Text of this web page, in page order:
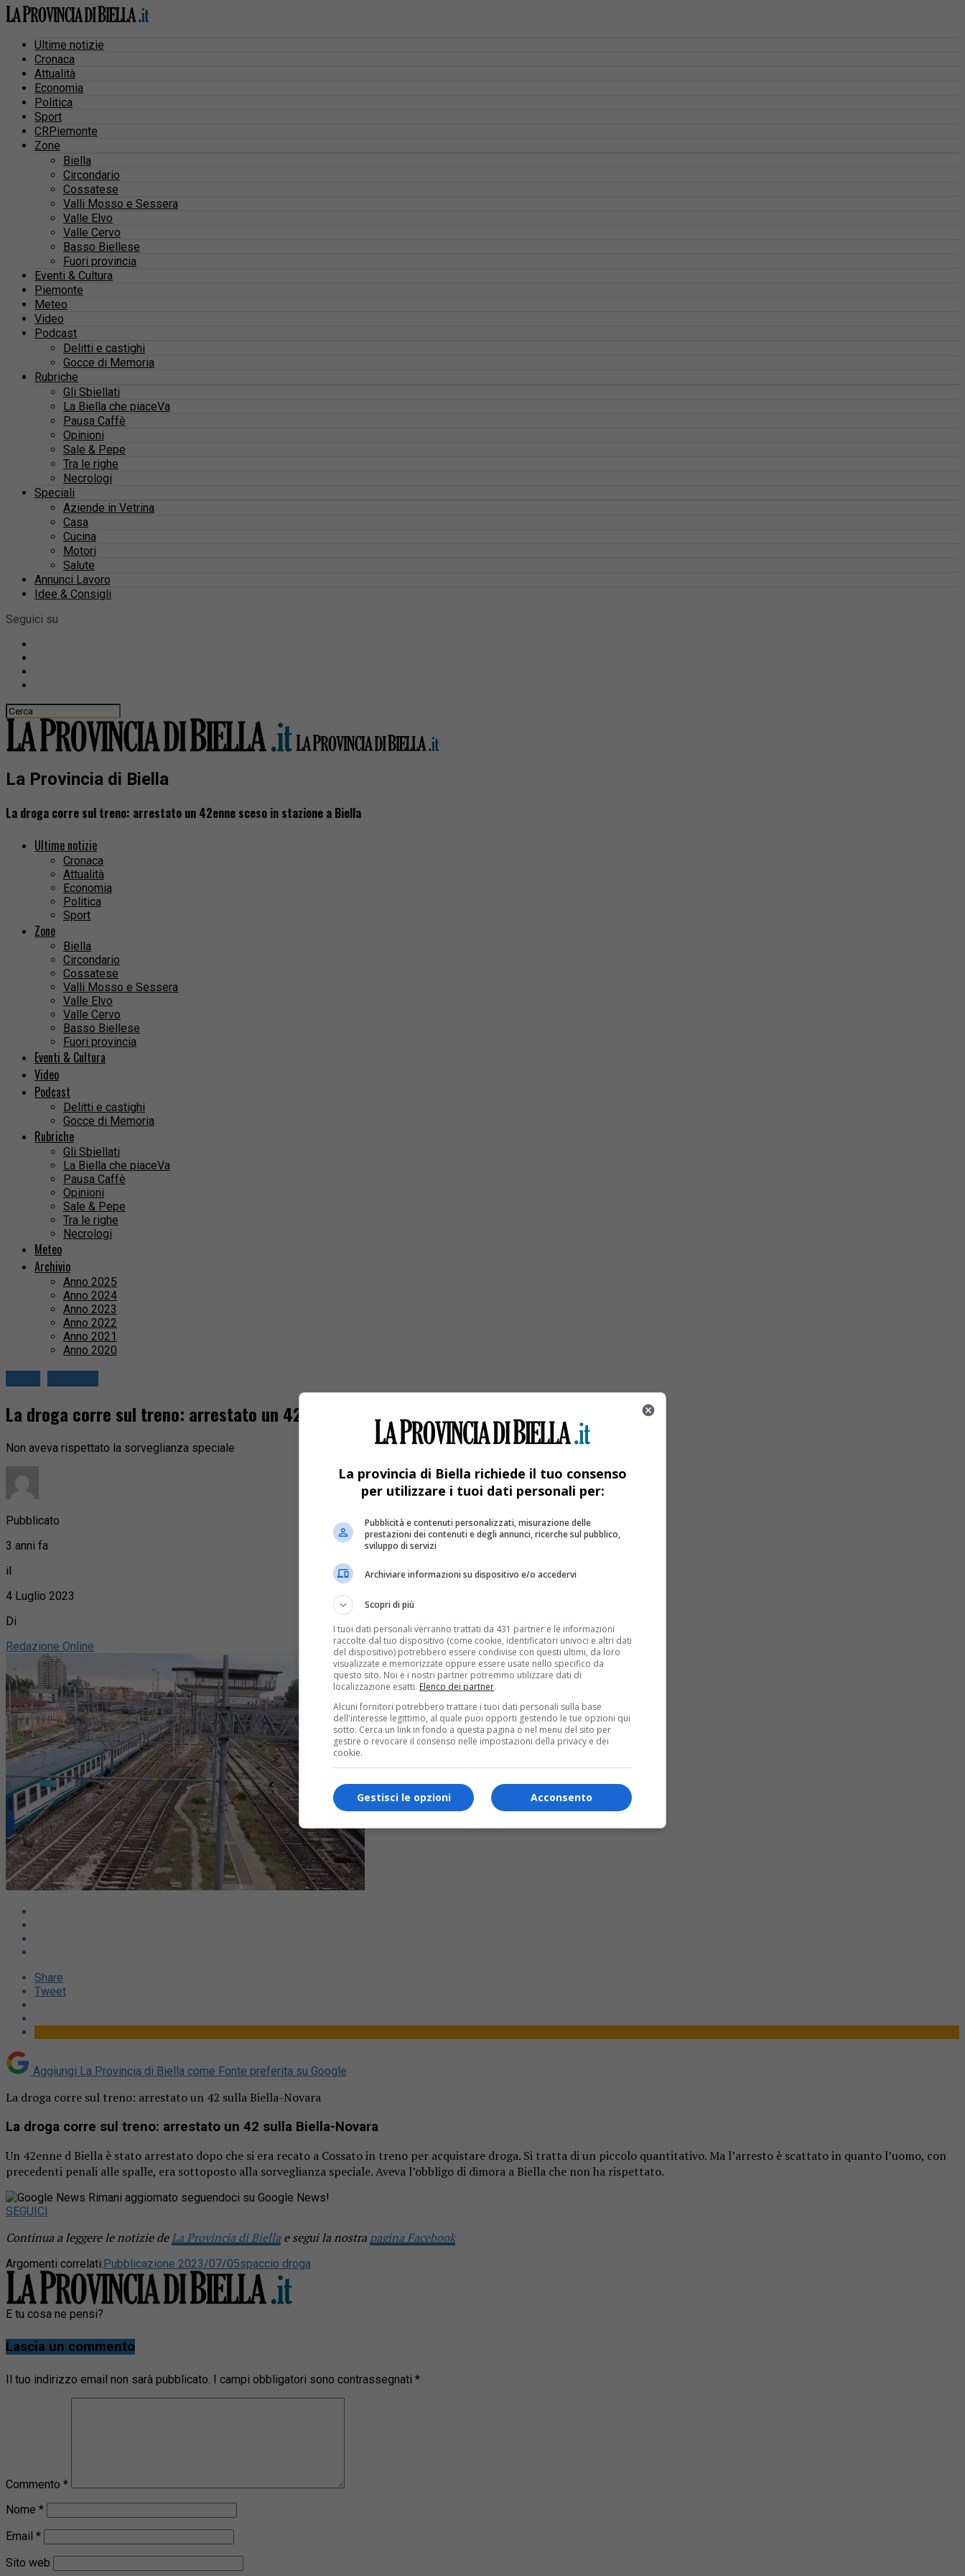
Ultime notizie
Cronaca
Attualità
Economia
Politica
Sport
CRPiemonte
Zone
Biella
Circondario
Cossatese
Valli Mosso e Sessera
Valle Elvo
Valle Cervo
Basso Biellese
Fuori provincia
Eventi & Cultura
Piemonte
Meteo
Video
Podcast
Delitti e castighi
Gocce di Memoria
Rubriche
Gli Sbiellati
La Biella che piaceVa
Pausa Caffè
Opinioni
Sale & Pepe
Tra le righe
Necrologi
Speciali
Aziende in Vetrina
Casa
Cucina
Motori
Salute
Annunci Lavoro
Idee & Consigli
Seguici su
La Provincia di Biella
La droga corre sul treno: arrestato un 42enne sceso in stazione a Biella
Ultime notizie
Cronaca
Attualità
Economia
Politica
Sport
Zone
Biella
Circondario
Cossatese
Valli Mosso e Sessera
Valle Elvo
Valle Cervo
Basso Biellese
Fuori provincia
Eventi & Cultura
Video
Podcast
Delitti e castighi
Gocce di Memoria
Rubriche
Gli Sbiellati
La Biella che piaceVa
Pausa Caffè
Opinioni
Sale & Pepe
Tra le righe
Necrologi
Meteo
Archivio
Anno 2025
Anno 2024
Anno 2023
Anno 2022
Anno 2021
Anno 2020
La droga corre sul treno: arrestato un 42enne sceso in stazione a Biella
Non aveva rispettato la sorveglianza speciale
Pubblicato
3 anni fa
il
4 Luglio 2023
Di
Redazione Online
Share
Tweet
Aggiungi La Provincia di Biella come Fonte preferita su Google
La droga corre sul treno: arrestato un 42 sulla Biella-Novara
La droga corre sul treno: arrestato un 42 sulla Biella-Novara
Un 42enne d Biella è stato arrestato dopo che si era recato a Cossato in treno per acquistare droga. Si tratta di un piccolo quantitativo. Ma l’arresto è scattato in quanto l’uomo, con
precedenti penali alle spalle, era sottoposto alla sorveglianza speciale. Aveva l’obbligo di dimora a Biella che non ha rispettato.
Rimani aggiornato seguendoci su Google News!
SEGUICI
Continua a leggere le notizie deLa Provincia di Biella e segui la nostra pagina Facebook
Argomenti correlati: Pubblicazione 2023/07/05spaccio droga
E tu cosa ne pensi?
Lascia un commento
Il tuo indirizzo email non sarà pubblicato. I campi obbligatori sono contrassegnati *
Commento *
Nome *
Email *
Sito web
La provincia di Biella richiede il tuo consenso
per utilizzare i tuoi dati personali per:
Pubblicità e contenuti personalizzati, misurazione delle
prestazioni dei contenuti e degli annunci, ricerche sul pubblico,
sviluppo di servizi
Archiviare informazioni su dispositivo e/o accedervi
Scopri di più
I tuoi dati personali verranno trattati da 431 partner e le informazioni
raccolte dal tuo dispositivo (come cookie, identificatori univoci e altri dati
del dispositivo) potrebbero essere condivise con questi ultimi, da loro
visualizzate e memorizzate oppure essere usate nello specifico da
questo sito. Noi e i nostri partner potremmo utilizzare dati di
localizzazione esatti. Elenco dei partner.
Alcuni fornitori potrebbero trattare i tuoi dati personali sulla base
dell'interesse legittimo, al quale puoi opporti gestendo le tue opzioni qui
sotto. Cerca un link in fondo a questa pagina o nel menu del sito per
gestire o revocare il consenso nelle impostazioni della privacy e dei
cookie.
Acconsento
Gestisci le opzioni